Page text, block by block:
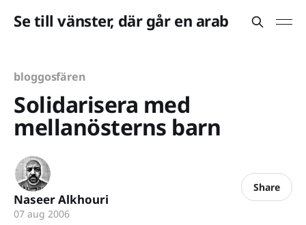
Se till vänster, där går en arab
bloggosfären
Solidarisera med
mellanösterns barn
Naseer Alkhouri
07 aug 2006
Share